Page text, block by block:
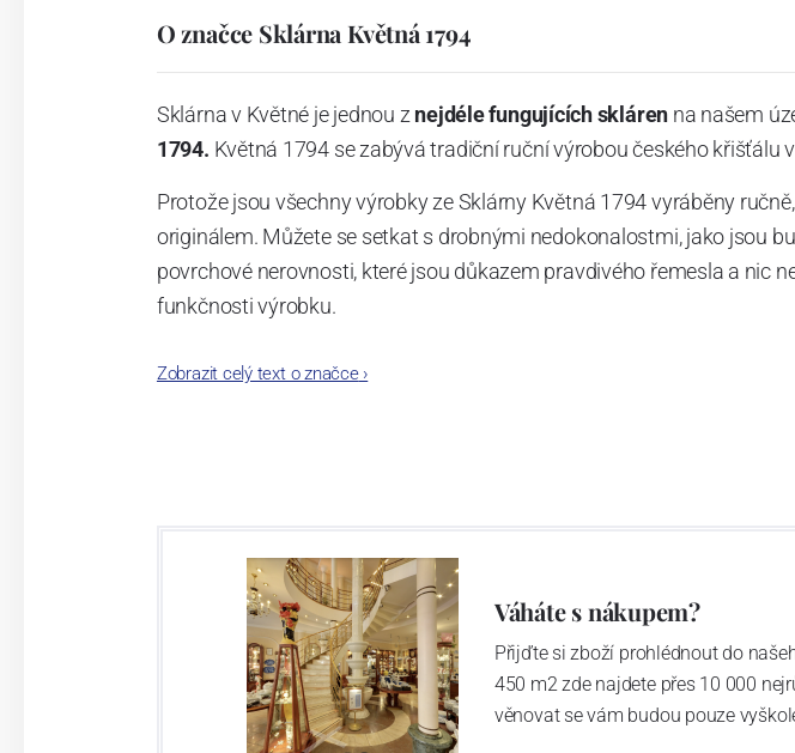
O značce Sklárna Květná 1794
Sklárna v Květné je jednou z nejdéle fungujících skláren na našem
1794. Květná 1794 se zabývá tradiční ruční výrobou českého křišťálu
Protože jsou všechny výrobky ze Sklárny Květná 1794 vyráběny
originálem. Můžete se setkat s drobnými nedokonalostmi, jako jsou
povrchové nerovnosti, které jsou důkazem pravdivého řemesla a nic
funkčnosti výrobku.
Zobrazit celý text o značce›
Váháte s nákupem?
Přijďte si zboží prohlédnout do
450 m2 zde najdete přes 10 000
věnovat se vám budou pouze